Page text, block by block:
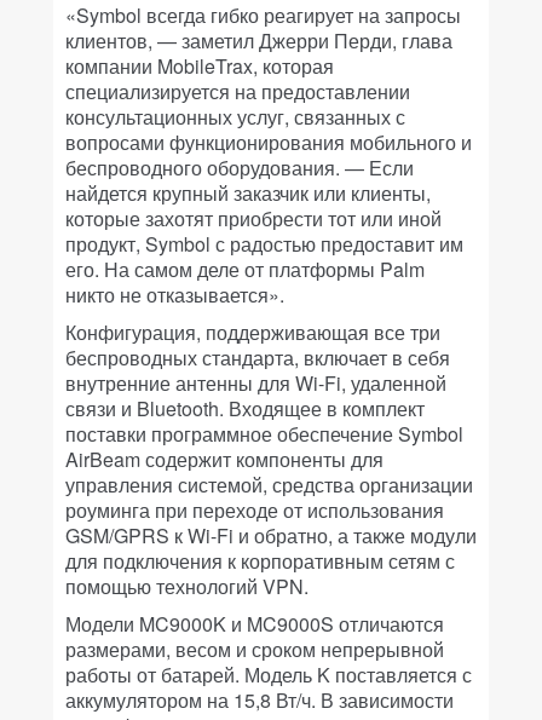
«Symbol всегда гибко реагирует на запросы
клиентов, — заметил Джерри Перди, глава
компании MobileTrax, которая
специализируется на предоставлении
консультационных услуг, связанных с
вопросами функционирования мобильного и
беспроводного оборудования. — Если
найдется крупный заказчик или клиенты,
которые захотят приобрести тот или иной
продукт, Symbol с радостью предоставит им
его. На самом деле от платформы Palm
никто не отказывается».
Конфигурация, поддерживающая все три
беспроводных стандарта, включает в себя
внутренние антенны для Wi-Fi, удаленной
связи и Bluetooth. Входящее в комплект
поставки программное обеспечение Symbol
AirBeam содержит компоненты для
управления системой, средства организации
роуминга при переходе от использования
GSM/GPRS к Wi-Fi и обратно, а также модули
для подключения к корпоративным сетям с
помощью технологий VPN.
Модели MC9000K и MC9000S отличаются
размерами, весом и сроком непрерывной
работы от батарей. Модель K поставляется с
аккумулятором на 15,8 Вт/ч. В зависимости